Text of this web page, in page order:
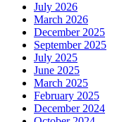
July 2026
March 2026
December 2025
September 2025
July 2025
June 2025
March 2025
February 2025
December 2024